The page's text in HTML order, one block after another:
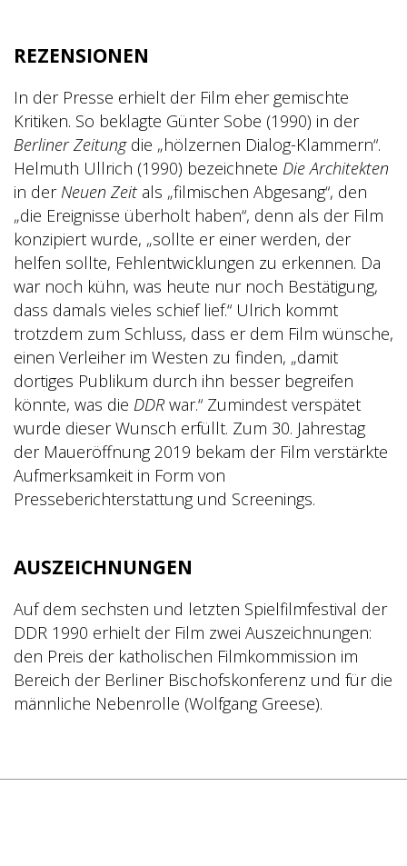
REZENSIONEN
In der Presse erhielt der Film eher gemischte
Kritiken. So beklagte Günter Sobe (1990) in der
Berliner Zeitungdie „hölzernen Dialog-Klammern“.
Helmuth Ullrich (1990) bezeichnete Die Architekten
in der Neuen Zeit als „filmischen Abgesang“, den
„die Ereignisse überholt haben“, denn als der Film
konzipiert wurde, „sollte er einer werden, der
helfen sollte, Fehlentwicklungen zu erkennen. Da
war noch kühn, was heute nur noch Bestätigung,
dass damals vieles schief lief.“ Ulrich kommt
trotzdem zum Schluss, dass er dem Film wünsche,
einen Verleiher im Westen zu finden, „damit
dortiges Publikum durch ihn besser begreifen
könnte, was die DDR war.“ Zumindest verspätet
wurde dieser Wunsch erfüllt. Zum 30. Jahrestag
der Maueröffnung 2019 bekam der Film verstärkte
Aufmerksamkeit in Form von
Presseberichterstattung und Screenings.
AUSZEICHNUNGEN
Auf dem sechsten und letzten Spielfilmfestival der
DDR 1990 erhielt der Film zwei Auszeichnungen:
den Preis der katholischen Filmkommission im
Bereich der Berliner Bischofskonferenz und für die
männliche Nebenrolle (Wolfgang Greese).